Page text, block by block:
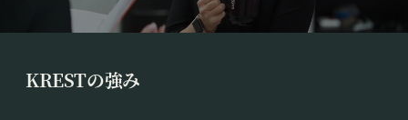
KRESTの強み